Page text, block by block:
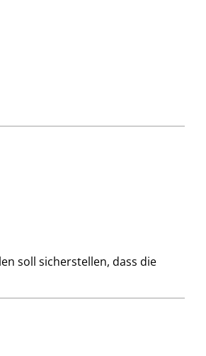
soll sicherstellen, dass die